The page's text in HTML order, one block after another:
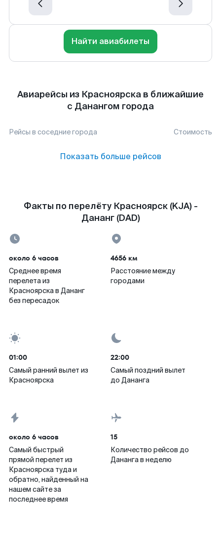
Найти авиабилеты
Авиарейсы из Красноярска в ближайшие
с Данангом города
Рейсы в соседние города Стоимость
Показать больше рейсов
Факты по перелёту Красноярск (KJA) -
Дананг (DAD)
около 6 часов
Среднее время
перелета из
Красноярска в Дананг
без пересадок
4656 км
Расстояние между
городами
01:00
Самый ранний вылет из
Красноярска
22:00
Самый поздний вылет
до Дананга
около 6 часов
Самый быстрый
прямой перелет из
Красноярска туда и
обратно, найденный на
нашем сайте за
последнее время
15
Количество рейсов до
Дананга в неделю